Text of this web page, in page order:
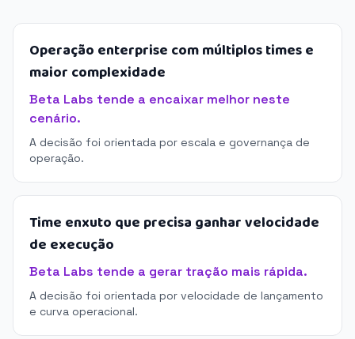
Operação enterprise com múltiplos times e
maior complexidade
Beta Labs tende a encaixar melhor neste
cenário.
A decisão foi orientada por escala e governança de
operação.
Time enxuto que precisa ganhar velocidade
de execução
Beta Labs tende a gerar tração mais rápida.
A decisão foi orientada por velocidade de lançamento
e curva operacional.